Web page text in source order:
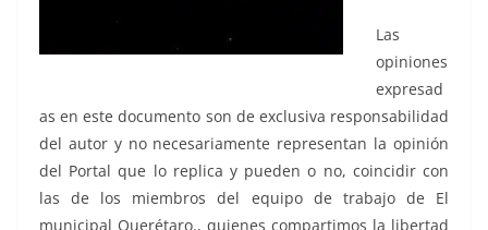
Las
opiniones
expresad
as en este documento son de exclusiva responsabilidad
del autor y no necesariamente representan la opinión
del Portal que lo replica y pueden o no, coincidir con
las de los miembros del equipo de trabajo de El
municipal Querétaro., quienes compartimos la libertad